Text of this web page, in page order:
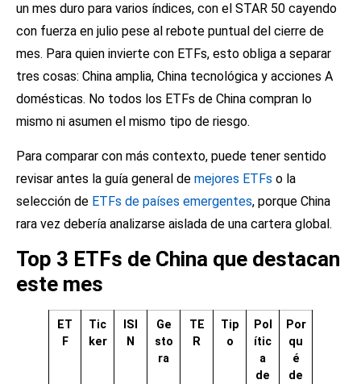
un mes duro para varios índices, con el STAR 50 cayendo
con fuerza en julio pese al rebote puntual del cierre de
mes. Para quien invierte con ETFs, esto obliga a separar
tres cosas: China amplia, China tecnológica y acciones A
domésticas. No todos los ETFs de China compran lo
mismo ni asumen el mismo tipo de riesgo.
Para comparar con más contexto, puede tener sentido
revisar antes la guía general de mejores ETFs o la
selección de ETFs de países emergentes, porque China
rara vez debería analizarse aislada de una cartera global.
Top 3 ETFs de China que destacan
este mes
ET
F
Tic
ker
ISI
N
Ge
sto
ra
TE
R
Tip
o
Pol
ític
a
de
Por
qu
é
de